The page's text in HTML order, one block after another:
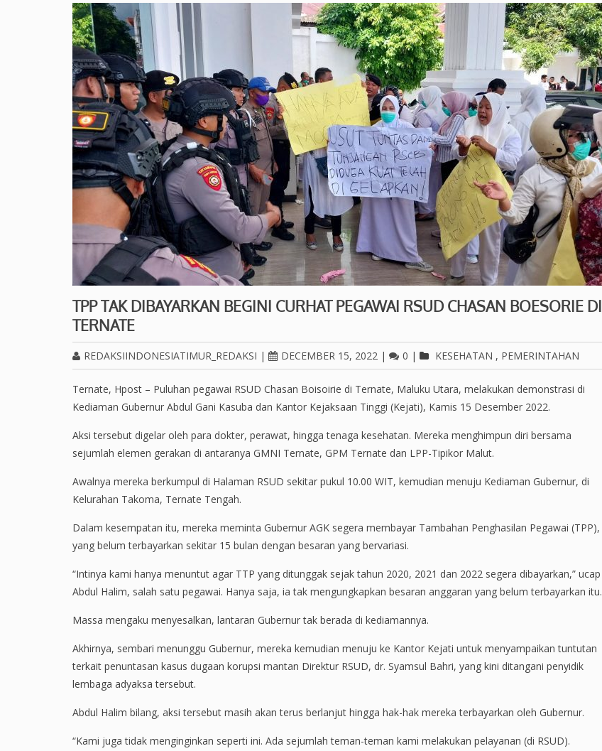
TPP TAK DIBAYARKAN BEGINI CURHAT PEGAWAI RSUD CHASAN BOESORIE DI
TERNATE
REDAKSIINDONESIATIMUR_REDAKSI | DECEMBER 15, 2022 | 0 | KESEHATAN , PEMERINTAHAN
Ternate, Hpost – Puluhan pegawai RSUD Chasan Boisoirie di Ternate, Maluku Utara, melakukan demonstrasi di
Kediaman Gubernur Abdul Gani Kasuba dan Kantor Kejaksaan Tinggi (Kejati), Kamis 15 Desember 2022.
Aksi tersebut digelar oleh para dokter, perawat, hingga tenaga kesehatan. Mereka menghimpun diri bersama
sejumlah elemen gerakan di antaranya GMNI Ternate, GPM Ternate dan LPP-Tipikor Malut.
Awalnya mereka berkumpul di Halaman RSUD sekitar pukul 10.00 WIT, kemudian menuju Kediaman Gubernur, di
Kelurahan Takoma, Ternate Tengah.
Dalam kesempatan itu, mereka meminta Gubernur AGK segera membayar Tambahan Penghasilan Pegawai (TPP),
yang belum terbayarkan sekitar 15 bulan dengan besaran yang bervariasi.
“Intinya kami hanya menuntut agar TTP yang ditunggak sejak tahun 2020, 2021 dan 2022 segera dibayarkan,” ucap
Abdul Halim, salah satu pegawai. Hanya saja, ia tak mengungkapkan besaran anggaran yang belum terbayarkan itu.
Massa mengaku menyesalkan, lantaran Gubernur tak berada di kediamannya.
Akhirnya, sembari menunggu Gubernur, mereka kemudian menuju ke Kantor Kejati untuk menyampaikan tuntutan
terkait penuntasan kasus dugaan korupsi mantan Direktur RSUD, dr. Syamsul Bahri, yang kini ditangani penyidik
lembaga adyaksa tersebut.
Abdul Halim bilang, aksi tersebut masih akan terus berlanjut hingga hak-hak mereka terbayarkan oleh Gubernur.
“Kami juga tidak menginginkan seperti ini. Ada sejumlah teman-teman kami melakukan pelayanan (di RSUD).